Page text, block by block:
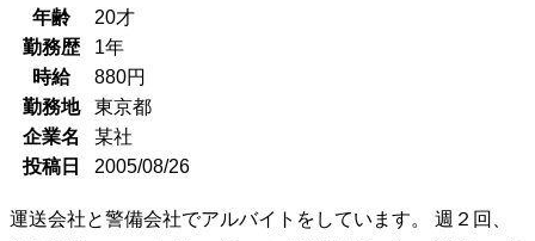
年齢
20才
勤務歴
1年
時給
880円
勤務地
東京都
企業名
某社
投稿日
2005/08/26
運送会社と警備会社でアルバイトをしています。 週２回、